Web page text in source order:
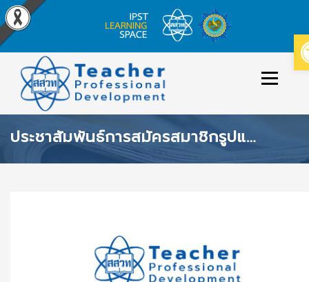
content
Menu
ข่าวประกาศ หลักสูตร/รายวิชาที่เปิดสอน
ประชาสัมพันธ์การสมัครสมาชิกรูปแบบใหม่ด้วย THAID ของระบบฐานข้อมูลเครือข่ายทางการศึกษาและระบบอบรมครู สสวท.